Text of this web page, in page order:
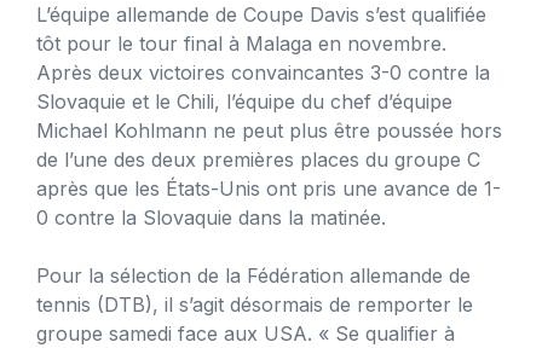
L’équipe allemande de Coupe Davis s’est qualifiée
tôt pour le tour final à Malaga en novembre.
Après deux victoires convaincantes 3-0 contre la
Slovaquie et le Chili, l’équipe du chef d’équipe
Michael Kohlmann ne peut plus être poussée hors
de l’une des deux premières places du groupe C
après que les États-Unis ont pris une avance de 1-
0 contre la Slovaquie dans la matinée.
Pour la sélection de la Fédération allemande de
tennis (DTB), il s’agit désormais de remporter le
groupe samedi face aux USA. « Se qualifier à